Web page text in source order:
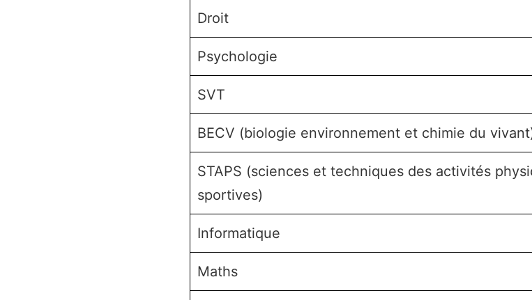
Droit
Psychologie
SVT
BECV (biologie environnement et chimie du
STAPS (sciences et techniques des activités
sportives)
Informatique
Maths